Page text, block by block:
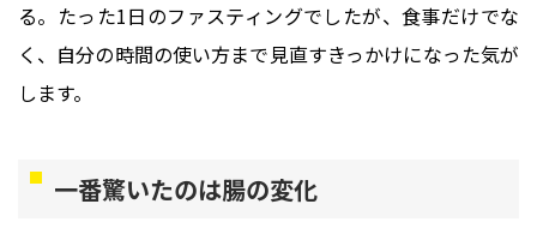
る。たった1日のファスティングでしたが、食事だけでな
く、自分の時間の使い方まで見直すきっかけになった気が
します。
一番驚いたのは腸の変化